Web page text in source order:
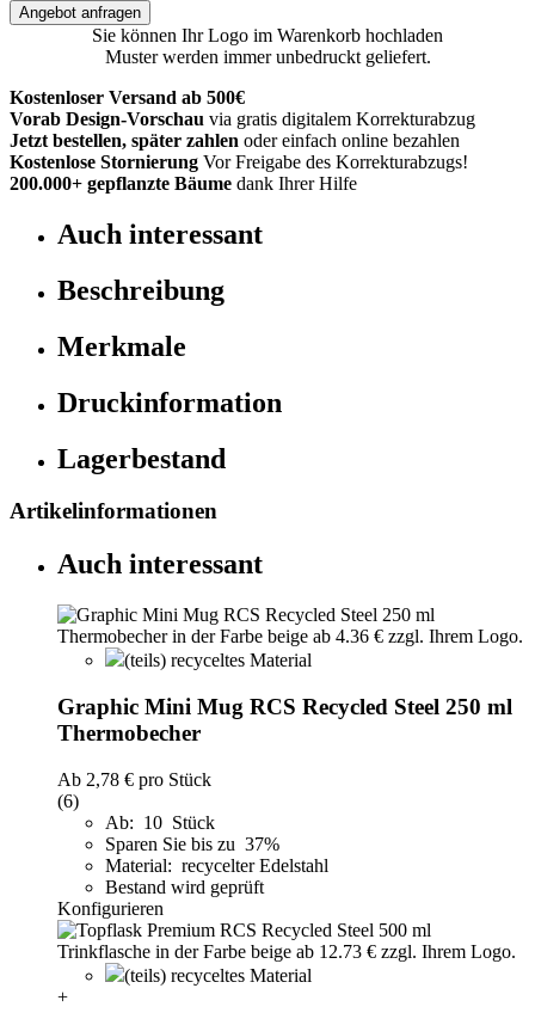
Angebot anfragen
Sie können Ihr Logo im Warenkorb hochladen
Muster werden immer unbedruckt geliefert.
Kostenloser Versand ab 500€
Vorab Design-Vorschau via gratis digitalem Korrekturabzug
Jetzt bestellen, später zahlen oder einfach online bezahlen
Kostenlose Stornierung Vor Freigabe des Korrekturabzugs!
200.000+ gepflanzte Bäume dank Ihrer Hilfe
Auch interessant
Beschreibung
Merkmale
Druckinformation
Lagerbestand
Artikelinformationen
Auch interessant
(teils) recyceltes Material
Graphic Mini Mug RCS Recycled Steel 250 ml
Thermobecher
Ab 2,78 € pro Stück
(6)
Ab: 10 Stück
Sparen Sie bis zu 37%
Material: recycelter Edelstahl
Bestand wird geprüft
Konfigurieren
(teils) recyceltes Material
+